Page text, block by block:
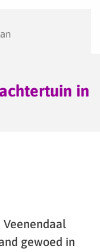
in
Veenendaal
gewoed in